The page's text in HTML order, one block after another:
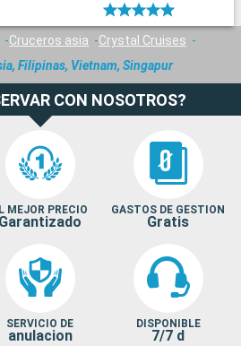
Cruceros asia
Crystal Cruises
Filipinas, Vietnam, Singapur
CON NOSOTROS?
MEJOR PRECIO
Garantizado
GASTOS DE GESTION
Gratis
SERVICIO DE
anulacion
DISPONIBLE
7/7 d